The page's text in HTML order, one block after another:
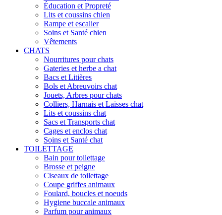
Éducation et Propreté
Lits et coussins chien
Rampe et escalier
Soins et Santé chien
Vêtements
CHATS
Nourritures pour chats
Gateries et herbe a chat
Bacs et Litières
Bols et Abreuvoirs chat
Jouets, Arbres pour chats
Colliers, Harnais et Laisses chat
Lits et coussins chat
Sacs et Transports chat
Cages et enclos chat
Soins et Santé chat
TOILETTAGE
Bain pour toilettage
Brosse et peigne
Ciseaux de toilettage
Coupe griffes animaux
Foulard, boucles et noeuds
Hygiene buccale animaux
Parfum pour animaux